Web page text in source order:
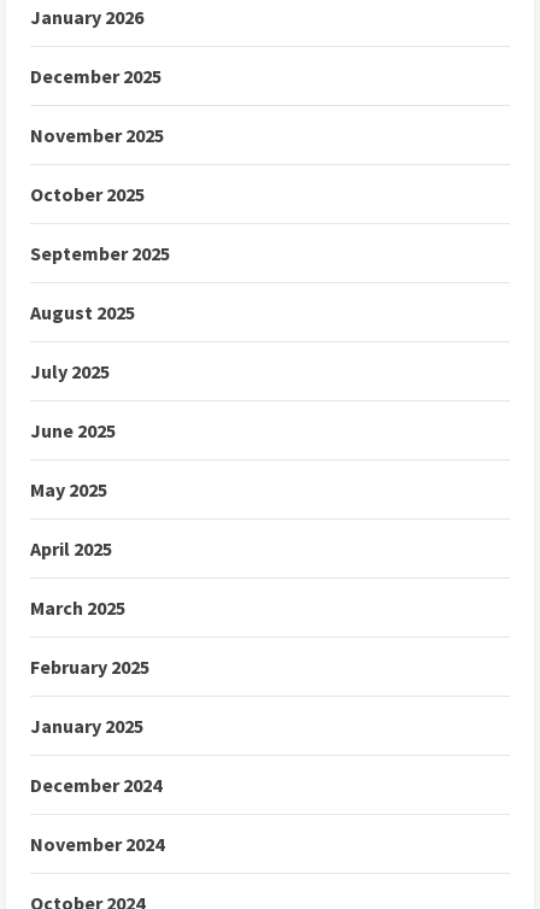
January 2026
December 2025
November 2025
October 2025
September 2025
August 2025
July 2025
June 2025
May 2025
April 2025
March 2025
February 2025
January 2025
December 2024
November 2024
October 2024